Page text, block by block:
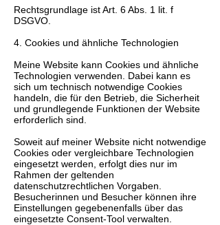
Rechtsgrundlage ist Art. 6 Abs. 1 lit. f
DSGVO.
4. Cookies und ähnliche Technologien
Meine Website kann Cookies und ähnliche
Technologien verwenden. Dabei kann es
sich um technisch notwendige Cookies
handeln, die für den Betrieb, die Sicherheit
und grundlegende Funktionen der Website
erforderlich sind.
Soweit auf meiner Website nicht notwendige
Cookies oder vergleichbare Technologien
eingesetzt werden, erfolgt dies nur im
Rahmen der geltenden
datenschutzrechtlichen Vorgaben.
Besucherinnen und Besucher können ihre
Einstellungen gegebenenfalls über das
eingesetzte Consent-Tool verwalten.